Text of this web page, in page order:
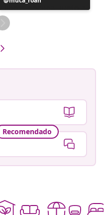
realizada
por
Recomendado